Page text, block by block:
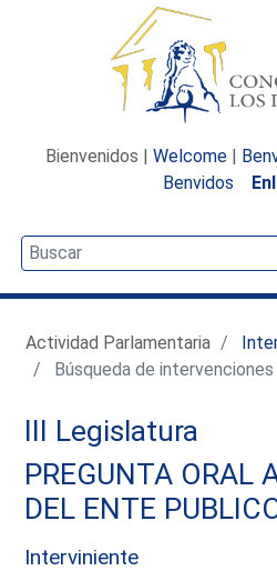
Bienvenidos | Welcome |
Benvidos
Actividad Parlamentaria
Búsqueda de intervenciones
III Legislatura
PREGUNTA ORAL
DEL ENTE
Interviniente